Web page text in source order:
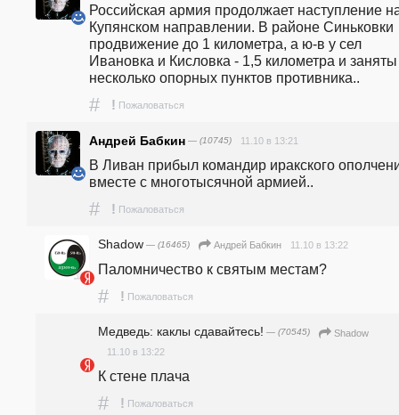
Российская армия продолжает наступление
Купянском направлении. В районе Синьковки
продвижение до 1 километра, а ю-в у сел
Ивановка и Кисловка - 1,5 километра и заняты
несколько опорных пунктов противника..
# ! Пожаловаться
Андрей Бабкин — (10745) 11.10 в 13:21
В Ливан прибыл командир иракского
вместе с многотысячной армией..
# ! Пожаловаться
Shadow — (16465) Андрей Бабкин 11.10 в 13:22
Паломничество к святым местам?
# ! Пожаловаться
Медведь: каклы сдавайтесь! — (70545)
Shadow
11.10 в 13:22
К стене плача
# ! Пожаловаться